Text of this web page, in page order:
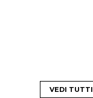
VEDI TUTTI